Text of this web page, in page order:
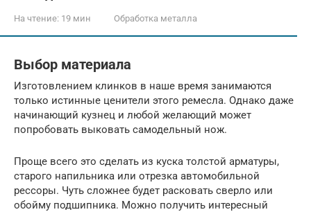
На чтение: 19 мин Обработка металла
Выбор материала
Изготовлением клинков в наше время занимаются
только истинные ценители этого ремесла. Однако даже
начинающий кузнец и любой желающий может
попробовать выковать самодельный нож.
Проще всего это сделать из куска толстой арматуры,
старого напильника или отрезка автомобильной
рессоры. Чуть сложнее будет расковать сверло или
обойму подшипника. Можно получить интересный